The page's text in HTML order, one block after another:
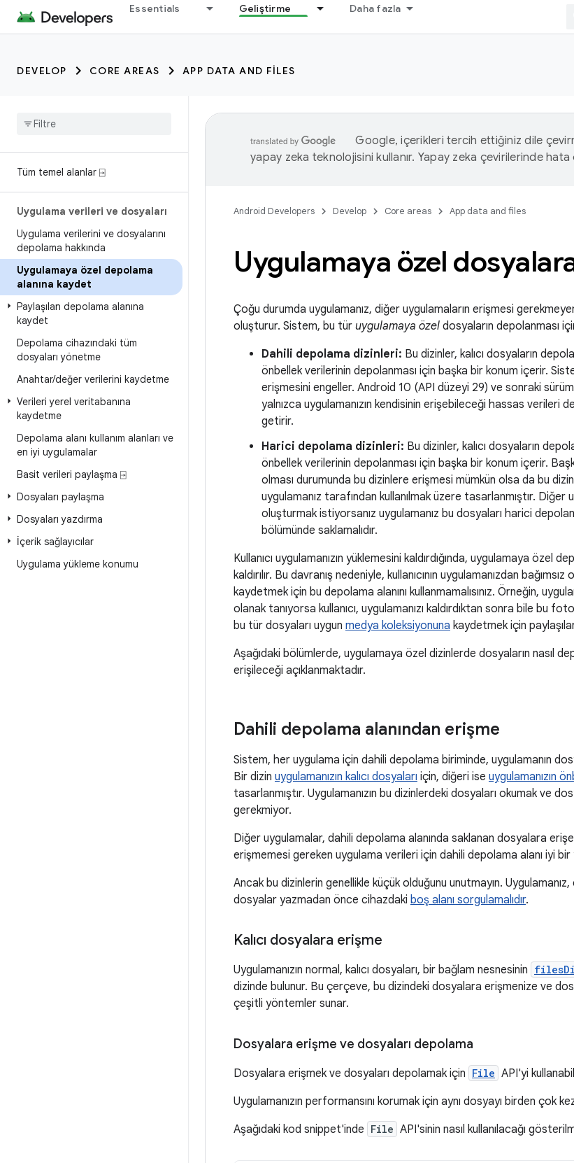
Essentials Geliştirme Daha fazla
DEVELOP CORE AREAS APP DATA AND FILES
Tüm temel alanlar ⍈
Uygulama verileri ve dosyaları
Uygulama verilerini ve dosyalarını
depolama hakkında
Uygulamaya özel depolama
alanına kaydet
Paylaşılan depolama alanına
kaydet
Depolama cihazındaki tüm
dosyaları yönetme
Anahtar/değer verilerini kaydetme
Verileri yerel veritabanına
kaydetme
Depolama alanı kullanım alanları ve
en iyi uygulamalar
Basit verileri paylaşma ⍈
Dosyaları paylaşma
Dosyaları yazdırma
İçerik sağlayıcılar
Uygulama yükleme konumu
Google, içerikleri tercih ettiğiniz dile
yapay zeka teknolojisini kullanır. Yapay zeka çevirilerinde hata
Android Developers Develop Core areas App data and files
Uygulamaya özel
Çoğu durumda uygulamanız, diğer uygulamaların erişmesi
oluşturur. Sistem, bu tür uygulamaya özel dosyaların depolanması
Dahili depolama dizinleri: Bu dizinler, kalıcı dosyaların
önbellek verilerinin depolanması için başka bir konum içerir.
erişmesini engeller. Android 10 (API düzeyi 29) ve sonraki
yalnızca uygulamanızın kendisinin erişebileceği hassas verileri
getirir.
Harici depolama dizinleri: Bu dizinler, kalıcı dosyaların
önbellek verilerinin depolanması için başka bir konum içerir.
olması durumunda bu dizinlere erişmesi mümkün olsa da bu
uygulamanız tarafından kullanılmak üzere tasarlanmıştır.
oluşturmak istiyorsanız uygulamanız bu dosyaları harici
bölümünde saklamalıdır.
Kullanıcı uygulamanızın yüklemesini kaldırdığında, uygulamaya özel
kaldırılır. Bu davranış nedeniyle, kullanıcının uygulamanızdan
kaydetmek için bu depolama alanını kullanmamalısınız. Örneğin,
olanak tanıyorsa kullanıcı, uygulamanızı kaldırdıktan sonra bile bu
bu tür dosyaları uygun medya koleksiyonuna kaydetmek için
Aşağıdaki bölümlerde, uygulamaya özel dizinlerde dosyaların nasıl
erişileceği açıklanmaktadır.
Dahili depolama alanından erişme
Sistem, her uygulama için dahili depolama biriminde, uygulamanın
Bir dizin uygulamanızın kalıcı dosyaları için, diğeri ise uygulamanızın
tasarlanmıştır. Uygulamanızın bu dizinlerdeki dosyaları okumak ve
gerekmiyor.
Diğer uygulamalar, dahili depolama alanında saklanan dosyalara
erişmemesi gereken uygulama verileri için dahili depolama alanı iyi bir
Ancak bu dizinlerin genellikle küçük olduğunu unutmayın.
dosyalar yazmadan önce cihazdaki boş alanı sorgulamalıdır.
Kalıcı dosyalara erişme
Uygulamanızın normal, kalıcı dosyaları, bir bağlam nesnesinin
dizinde bulunur. Bu çerçeve, bu dizindeki dosyalara erişmenize ve
çeşitli yöntemler sunar.
Dosyalara erişme ve dosyaları depolama
Dosyalara erişmek ve dosyaları depolamak için File API'yi
Uygulamanızın performansını korumak için aynı dosyayı birden çok
Aşağıdaki kod snippet'inde File API'sinin nasıl kullanılacağı